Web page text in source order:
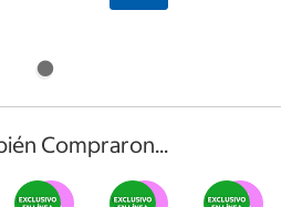
Compraron...